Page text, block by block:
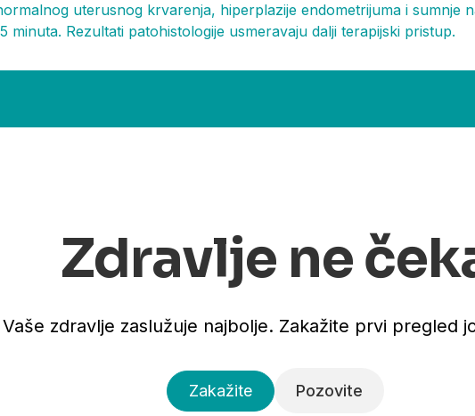
uterusnog krvarenja, hiperplazije endometrijuma i sumnje
minuta. Rezultati patohistologije usmeravaju dalji terapijski pristup.
Zdravlje ne
Vaše zdravlje zaslužuje najbolje. Zakažite prvi pregled
Zakažite Pozovite